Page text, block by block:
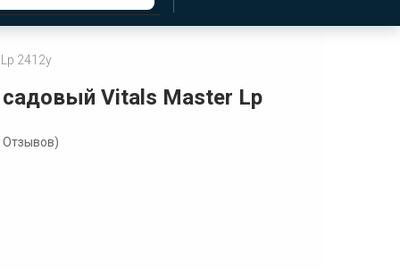
2412y
Vitals Master Lp
Отзывов)